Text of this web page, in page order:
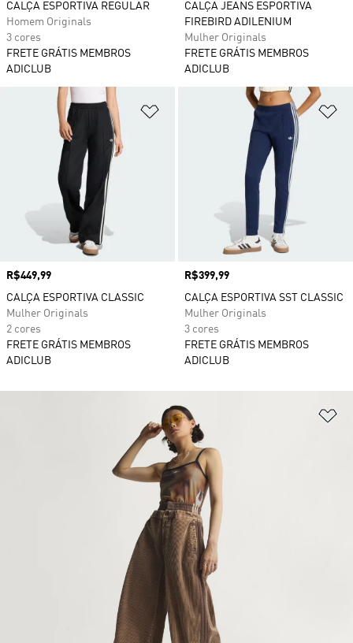
CALÇA ESPORTIVA REGULAR
Homem Originals
3 cores
FRETE GRÁTIS MEMBROS
ADICLUB
CALÇA JEANS ESPORTIVA
FIREBIRD ADILENIUM
Mulher Originals
FRETE GRÁTIS MEMBROS
ADICLUB
Adicionar à Lista de Desejos
Preço
R$449,99
CALÇA ESPORTIVA CLASSIC
Mulher Originals
2 cores
FRETE GRÁTIS MEMBROS
ADICLUB
Preço
R$399,99
CALÇA ESPORTIVA SST CLASSIC
Mulher Originals
3 cores
FRETE GRÁTIS MEMBROS
ADICLUB